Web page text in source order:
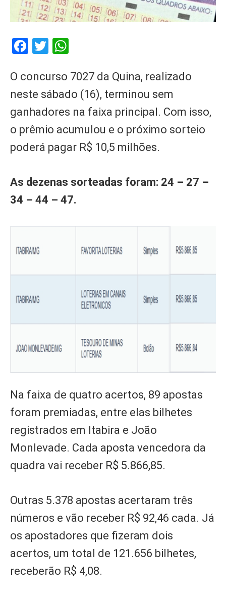
Facebook
Twitter
O concurso 7027 da Quina, realizado
neste sábado (16), terminou sem
ganhadores na faixa principal. Com isso,
o prêmio acumulou e o próximo sorteio
poderá pagar R$ 10,5 milhões.
As dezenas sorteadas foram: 24 – 27 –
34 – 44 – 47.
Na faixa de quatro acertos, 89 apostas
foram premiadas, entre elas bilhetes
registrados em Itabira e João
Monlevade. Cada aposta vencedora da
quadra vai receber R$ 5.866,85.
Outras 5.378 apostas acertaram três
números e vão receber R$ 92,46 cada. Já
os apostadores que fizeram dois
acertos, um total de 121.656 bilhetes,
receberão R$ 4,08.